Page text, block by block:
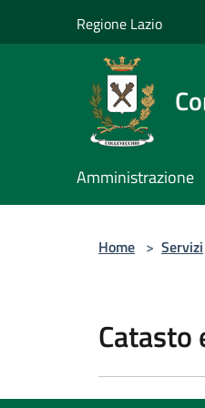
Regione Lazio
Amministrazione
Home > Servizi
Catasto